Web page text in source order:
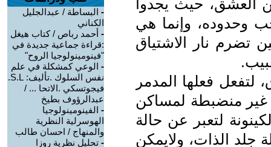
العشق، حيث يجدوا
وحدوده، وإنما هي
تضرم نار الاشتياق
لتفعل فعلها المدمر
غير منضبطة لمساكن
لتعبر عن حالة
جلد الذات، ولايمكن
- البساطة / عبدالجليل
الكناني
- أحمد رباص / كتاب هيغل
:قراءة جماعية جديدة في
"فينومينولوجيا الروح"
- الوعي كمشكلة في علم
نفس السلوك .تأليف: S.L.
فيجوتسكي .الاتحا ... /
عبدالرؤوف بطيخ
- الفينومينولوجيا
الهوسرلية النظرية
والمنهاج / احسان طالب
- تحليل نظرية روزا